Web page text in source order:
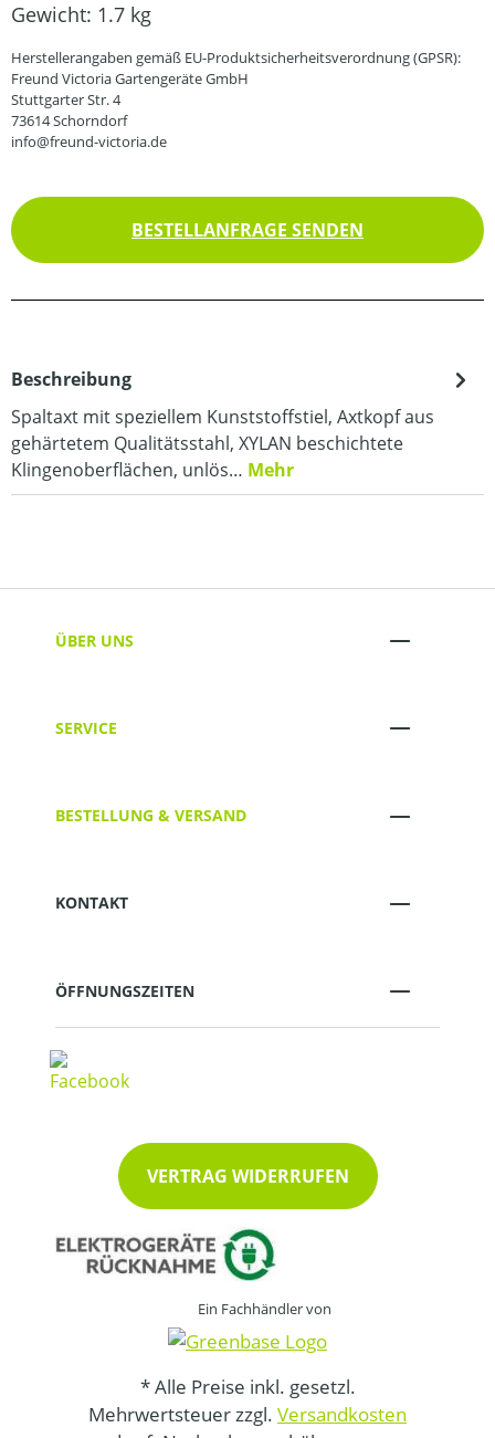
Gewicht: 1.7 kg
Herstellerangaben gemäß EU-Produktsicherheitsverordnung (GPSR):
Freund Victoria Gartengeräte GmbH
Stuttgarter Str. 4
73614 Schorndorf
info@freund-victoria.de
BESTELLANFRAGE SENDEN
Beschreibung
Spaltaxt mit speziellem Kunststoffstiel, Axtkopf aus
gehärtetem Qualitätsstahl, XYLAN beschichtete
Klingenoberflächen, unlös… Mehr
ÜBER UNS
SERVICE
BESTELLUNG & VERSAND
KONTAKT
ÖFFNUNGSZEITEN
VERTRAG WIDERRUFEN
Ein Fachhändler von
* Alle Preise inkl. gesetzl.
Mehrwertsteuer zzgl. Versandkosten